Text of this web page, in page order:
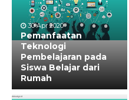
30 Apr 2020
Pemanfaatan
Teknologi
Pembelajaran pada
Siswa Belajar dari
Rumah